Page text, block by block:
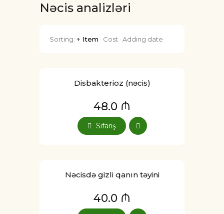
Nəcis analizləri
Sorting: ↑ Item · Cost · Adding date
Disbakterioz (nəcis)
48.0 ₼
Sifariş
Nəcisdə gizli qanın təyini
40.0 ₼